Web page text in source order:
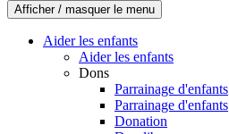
Afficher / masquer le menu
Aider les enfants
Aider les enfants
Dons
Parrainage d'enfants
Parrainage d'enfants
Donation